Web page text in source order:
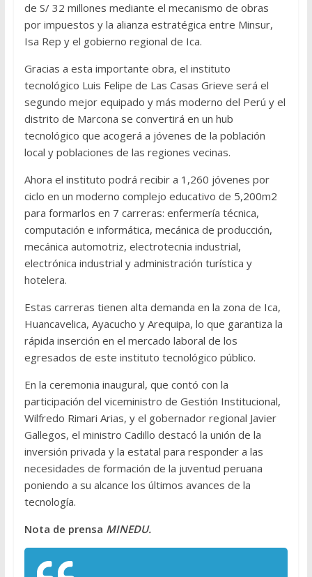
de S/ 32 millones mediante el mecanismo de obras
por impuestos y la alianza estratégica entre Minsur,
Isa Rep y el gobierno regional de Ica.
Gracias a esta importante obra, el instituto
tecnológico Luis Felipe de Las Casas Grieve será el
segundo mejor equipado y más moderno del Perú y el
distrito de Marcona se convertirá en un hub
tecnológico que acogerá a jóvenes de la población
local y poblaciones de las regiones vecinas.
Ahora el instituto podrá recibir a 1,260 jóvenes por
ciclo en un moderno complejo educativo de 5,200m2
para formarlos en 7 carreras: enfermería técnica,
computación e informática, mecánica de producción,
mecánica automotriz, electrotecnia industrial,
electrónica industrial y administración turística y
hotelera.
Estas carreras tienen alta demanda en la zona de Ica,
Huancavelica, Ayacucho y Arequipa, lo que garantiza la
rápida inserción en el mercado laboral de los
egresados de este instituto tecnológico público.
En la ceremonia inaugural, que contó con la
participación del viceministro de Gestión Institucional,
Wilfredo Rimari Arias, y el gobernador regional Javier
Gallegos, el ministro Cadillo destacó la unión de la
inversión privada y la estatal para responder a las
necesidades de formación de la juventud peruana
poniendo a su alcance los últimos avances de la
tecnología.
Nota de prensa MINEDU.